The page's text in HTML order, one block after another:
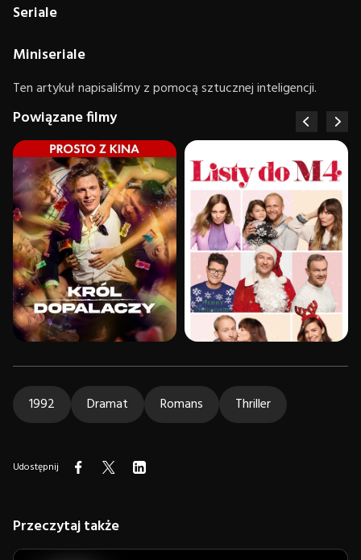
Seriale
Miniseriale
Ten artykuł napisaliśmy z pomocą sztucznej inteligencji.
Powiązane filmy
1992 Dramat Romans Thriller
Udostępnij
Przeczytaj także